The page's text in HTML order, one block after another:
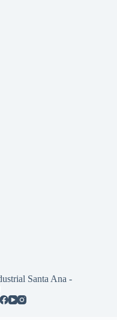
Santa Ana -